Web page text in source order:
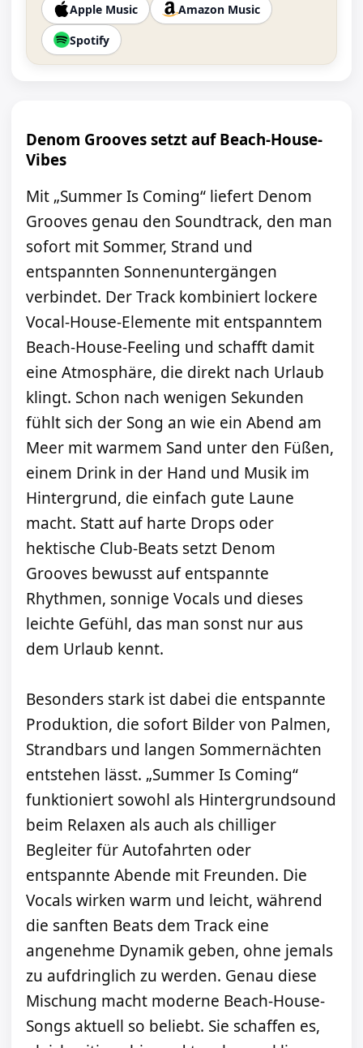
Apple Music
Amazon Music
Spotify
Denom Grooves setzt auf Beach-House-
Vibes
Mit „Summer Is Coming“ liefert Denom
Grooves genau den Soundtrack, den man
sofort mit Sommer, Strand und
entspannten Sonnenuntergängen
verbindet. Der Track kombiniert lockere
Vocal-House-Elemente mit entspanntem
Beach-House-Feeling und schafft damit
eine Atmosphäre, die direkt nach Urlaub
klingt. Schon nach wenigen Sekunden
fühlt sich der Song an wie ein Abend am
Meer mit warmem Sand unter den Füßen,
einem Drink in der Hand und Musik im
Hintergrund, die einfach gute Laune
macht. Statt auf harte Drops oder
hektische Club-Beats setzt Denom
Grooves bewusst auf entspannte
Rhythmen, sonnige Vocals und dieses
leichte Gefühl, das man sonst nur aus
dem Urlaub kennt.
Besonders stark ist dabei die entspannte
Produktion, die sofort Bilder von Palmen,
Strandbars und langen Sommernächten
entstehen lässt. „Summer Is Coming“
funktioniert sowohl als Hintergrundsound
beim Relaxen als auch als chilliger
Begleiter für Autofahrten oder
entspannte Abende mit Freunden. Die
Vocals wirken warm und leicht, während
die sanften Beats dem Track eine
angenehme Dynamik geben, ohne jemals
zu aufdringlich zu werden. Genau diese
Mischung macht moderne Beach-House-
Songs aktuell so beliebt. Sie schaffen es,